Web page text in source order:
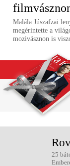
Malála Júszafzai
megérintette a
mozivásznon is
25